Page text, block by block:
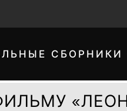
СБОРНИКИ